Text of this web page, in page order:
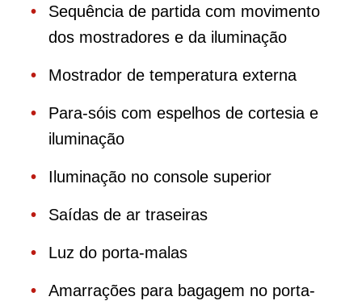
Sequência de partida com movimento
dos mostradores e da iluminação
Mostrador de temperatura externa
Para-sóis com espelhos de cortesia e
iluminação
Iluminação no console superior
Saídas de ar traseiras
Luz do porta-malas
Amarrações para bagagem no porta-